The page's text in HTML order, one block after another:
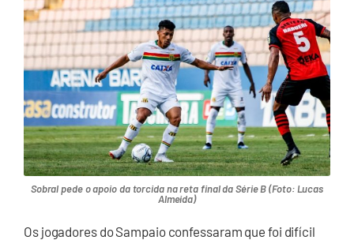
Sobral pede o apoio da torcida na reta final da Série B (Foto: Lucas
Almeida)
Os jogadores do Sampaio confessaram que foi difícil